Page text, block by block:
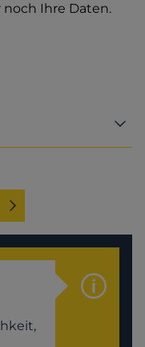
Ihre Daten.